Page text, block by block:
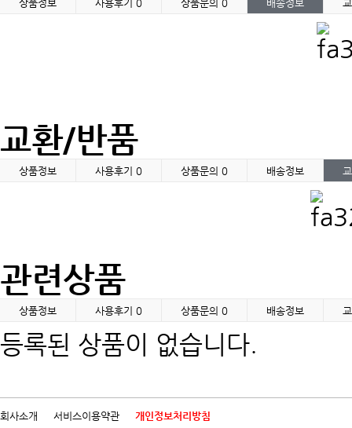
상품정보 사용후기 0 상품문의 0 배송정보
교환/반품
상품정보 사용후기 0 상품문의 0 배송정보
관련상품
상품정보 사용후기 0 상품문의 0 배송정보
등록된 상품이 없습니다.
회사소개 서비스이용약관 개인정보처리방침